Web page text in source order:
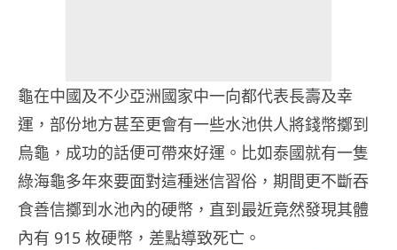
龜在中國及不少亞洲國家中一向都代表長壽及幸
運，部份地方甚至更會有一些水池供人將錢幣擲到
烏龜，成功的話便可帶來好運。比如泰國就有一隻
綠海龜多年來要面對這種迷信習俗，期間更不斷吞
食善信擲到水池內的硬幣，直到最近竟然發現其體
內有 915 枚硬幣，差點導致死亡。